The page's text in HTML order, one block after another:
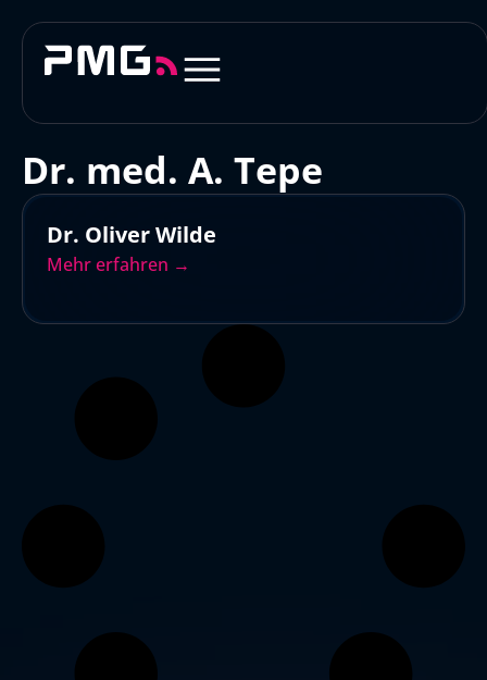
Dr. med. A. Tepe
Dr. Oliver Wilde
Mehr erfahren →